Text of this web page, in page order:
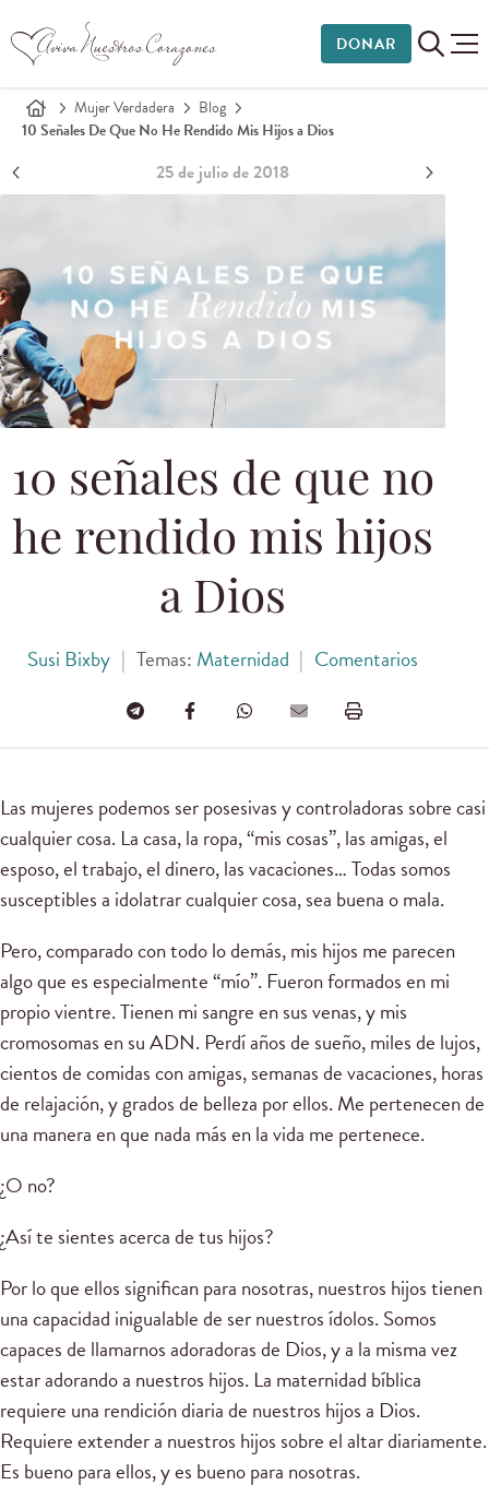
DONAR
Mujer Verdadera
Blog
10 Señales De Que No He Rendido Mis Hijos a Dios
25 de julio de 2018
10 señales de que no
he rendido mis hijos
a Dios
Susi Bixby | Temas: Maternidad | Comentarios
Las mujeres podemos ser posesivas y controladoras sobre casi
cualquier cosa. La casa, la ropa, “mis cosas”, las amigas, el
esposo, el trabajo, el dinero, las vacaciones… Todas somos
susceptibles a idolatrar cualquier cosa, sea buena o mala.
Pero, comparado con todo lo demás, mis hijos me parecen
algo que es especialmente “mío”. Fueron formados en mi
propio vientre. Tienen mi sangre en sus venas, y mis
cromosomas en su ADN. Perdí años de sueño, miles de lujos,
cientos de comidas con amigas, semanas de vacaciones, horas
de relajación, y grados de belleza por ellos. Me pertenecen de
una manera en que nada más en la vida me pertenece.
¿O no?
¿Así te sientes acerca de tus hijos?
Por lo que ellos significan para nosotras, nuestros hijos tienen
una capacidad inigualable de ser nuestros ídolos. Somos
capaces de llamarnos adoradoras de Dios, y a la misma vez
estar adorando a nuestros hijos. La maternidad bíblica
requiere una rendición diaria de nuestros hijos a Dios.
Requiere extender a nuestros hijos sobre el altar diariamente.
Es bueno para ellos, y es bueno para nosotras.